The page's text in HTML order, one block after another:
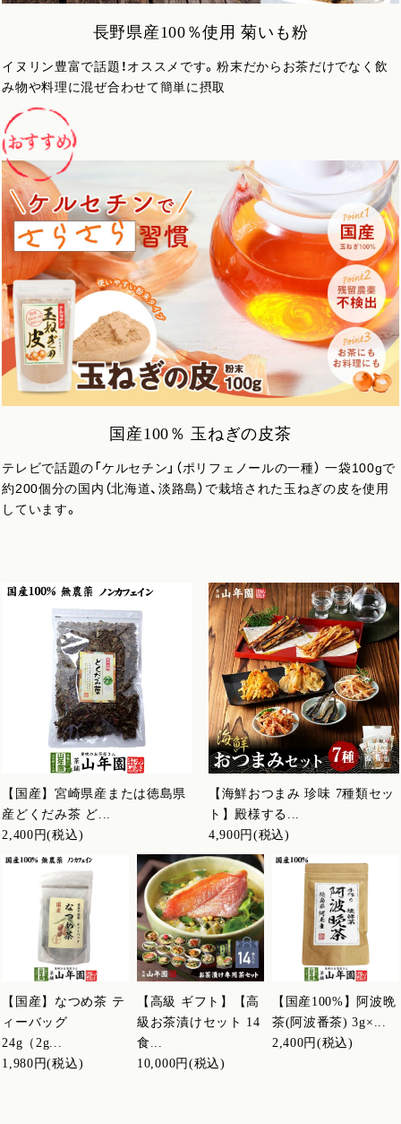
長野県産100％使用 菊いも粉
イヌリン豊富で話題！オススメです。粉末だからお茶だけでなく飲
み物や料理に混ぜ合わせて簡単に摂取
国産100％ 玉ねぎの皮茶
テレビで話題の「ケルセチン」（ポリフェノールの一種） 一袋100gで
約200個分の国内（北海道、淡路島）で栽培された玉ねぎの皮を使用
しています。
【国産】宮崎県産または徳島県
産どくだみ茶 ど...
2,400円(税込)
【海鮮おつまみ 珍味 7種類セッ
ト】殿様する...
4,900円(税込)
【国産】なつめ茶 テ
ィーバッグ
24g（2g...
1,980円(税込)
【高級 ギフト】【高
級お茶漬けセット 14
食...
10,000円 (税込)
【国産100%】阿波晩
茶(阿波番茶) 3g×...
2,400円(税込)